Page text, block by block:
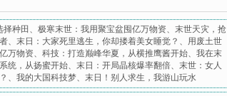
择种田 、 极寒末世：我用聚宝盆囤亿万物资、 末世天灾，抢
、 末日：大家死里逃生，你却搂着美女睡觉？ 、 用废土世
万物资、 科技：打造巅峰华夏，从横推鹰酱开始、 我在末
统，从扬蜜开始、 末日：开局晶核爆率翻倍、 末世：女人
、 我的大国科技梦、 末日！别人求生，我游山玩水